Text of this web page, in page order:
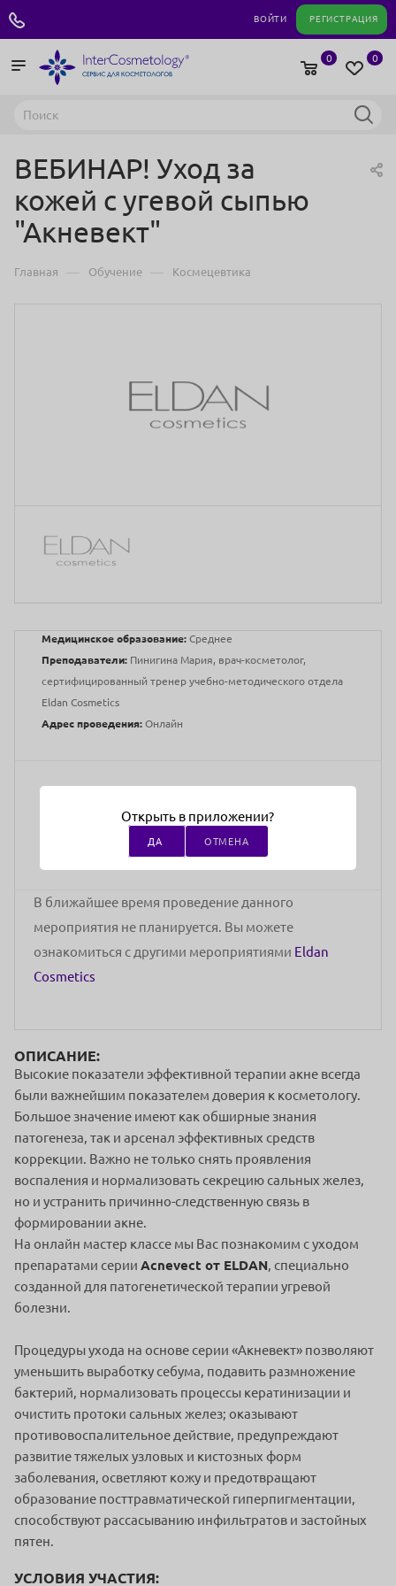
ВОЙТИ РЕГИСТРАЦИЯ
0
0
ВЕБИНАР! Уход за
кожей с угевой сыпью
"Акневект"
Главная — Обучение — Космецевтика
Медицинское образование: Среднее
Преподаватели: Пинигина Мария, врач-косметолог,
сертифицированный тренер учебно-методического отдела
Eldan Cosmetics
Адрес проведения: Онлайн
Бесплатно
В ближайшее время проведение данного
мероприятия не планируется. Вы можете
ознакомиться с другими мероприятиями Eldan
Cosmetics
ОПИСАНИЕ:
Высокие показатели эффективной терапии акне всегда
были важнейшим показателем доверия к косметологу.
Большое значение имеют как обширные знания
патогенеза, так и арсенал эффективных средств
коррекции. Важно не только снять проявления
воспаления и нормализовать секрецию сальных желез,
но и устранить причинно-следственную связь в
формировании акне.
На онлайн мастер классе мы Вас познакомим с уходом
препаратами серии Acnevect от ELDAN, специально
созданной для патогенетической терапии угревой
болезни.
Процедуры ухода на основе серии «Акневект» позволяют
уменьшить выработку себума, подавить размножение
бактерий, нормализовать процессы кератинизации и
очистить протоки сальных желез; оказывают
противовоспалительное действие, предупреждают
развитие тяжелых узловых и кистозных форм
заболевания, осветляют кожу и предотвращают
образование посттравматической гиперпигментации,
способствуют рассасыванию инфильтратов и застойных
пятен.
УСЛОВИЯ УЧАСТИЯ:
Открыть в приложении?
ДА ОТМЕНА